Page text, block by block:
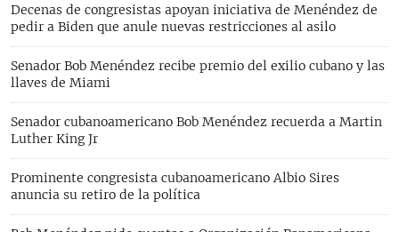
Decenas de congresistas apoyan iniciativa de Menéndez de
pedir a Biden que anule nuevas restricciones al asilo
Senador Bob Menéndez recibe premio del exilio cubano y las
llaves de Miami
Senador cubanoamericano Bob Menéndez recuerda a Martin
Luther King Jr
Prominente congresista cubanoamericano Albio Sires
anuncia su retiro de la política